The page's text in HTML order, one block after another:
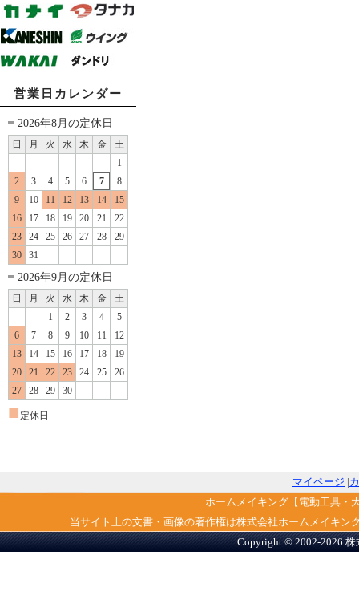
営業日カレンダー
2026年8月の定休日
日 月 火 水 木 金
土
1
2
3 4 5 6 7
8
9
10 11 12 13 14
15
16
17 18 19 20 21
22
23
24 25 26 27 28
29
30
31
2026年9月の定休日
日 月 火 水 木 金
土
1
2 3 4
5
6
7 8 9 10 11
12
13
14 15 16 17 18
19
20
21 22 23 24 25
26
27
28 29 30
■ 定休日
マイページ |
ホームメイキング【電動工具・
当サイト上の文書・画像の著作権は株式会社ホームメイキ
Copyright © 2002-2026